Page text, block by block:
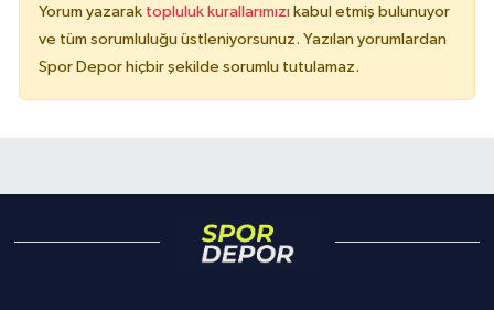
Yorum yazarak topluluk kurallarımızı kabul etmiş bulunuyor
ve tüm sorumluluğu üstleniyorsunuz. Yazılan yorumlardan
Spor Depor hiçbir şekilde sorumlu tutulamaz.